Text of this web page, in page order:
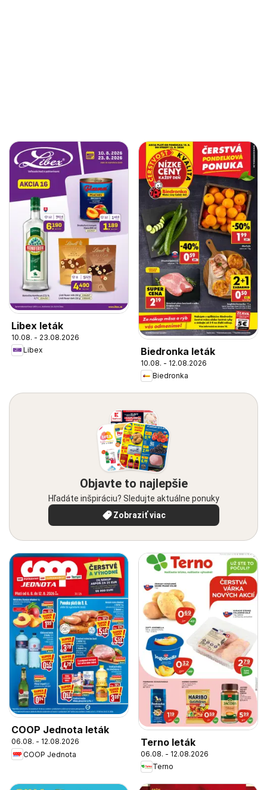
Libex leták
10.08. - 23.08.2026
Libex
Biedronka leták
10.08. - 12.08.2026
Biedronka
Objavte to najlepšie
Hľadáte inšpiráciu? Sledujte aktuálne ponuky
Zobraziť viac
COOP Jednota leták
06.08. - 12.08.2026
COOP Jednota
Terno leták
06.08. - 12.08.2026
Terno